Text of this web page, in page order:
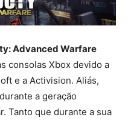
Advanced Warfare
consolas Xbox devido a
e a Activision. Aliás,
a geração
Tanto que durante a sua